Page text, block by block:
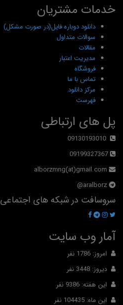
خدمات مشتریان
دانلود دوباره فایل(در صورت مشکل)
سوالات متداول
مقالات
مدیریت اعتبار
فروشگاه
تماس با ما
مرکز دانلود
فهرست
پل های ارتباطی
09130193010
09199327367
alborzmng(at)gmail.com
aralborz@
سروسافت در شبکه های اجتماعی
آمار وب سایت
امروز: 1786 نفر
دیروز: 3448 نفر
این هفته: 9386 نفر
این ماه: 104435 نفر